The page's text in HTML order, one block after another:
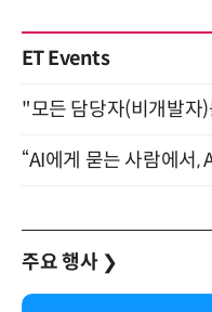
ET Events
주요 행사 ❯